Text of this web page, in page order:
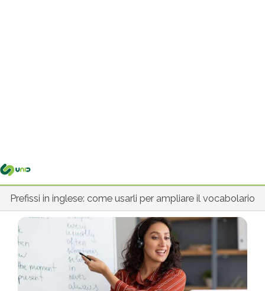
Prefissi in inglese: come usarli per ampliare il vocabolario